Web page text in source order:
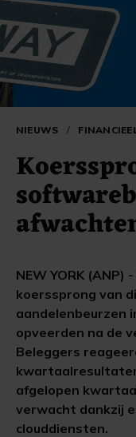
NIEUWS /
NEW YORK
koerssprong van
aandelenbeurzen
opveerden na de
Beleggers
afgelopen
verwacht dankzij
clouddiensten.